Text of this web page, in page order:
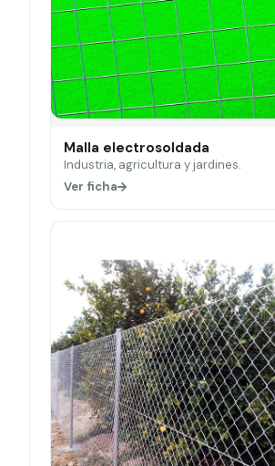
Malla electrosoldada
Industria, agricultura y jardines.
Ver ficha